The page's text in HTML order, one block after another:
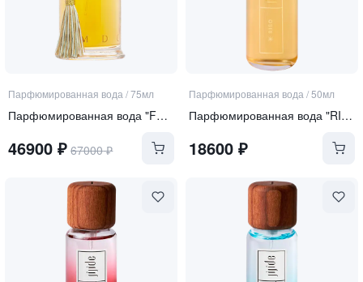
Парфюмированная вода /75мл
Парфюмированная вода "FETES PERSANES"
46900 ₽ 67000₽
Парфюмированная вода /50мл
Парфюмированная вода "RISO"
18600₽